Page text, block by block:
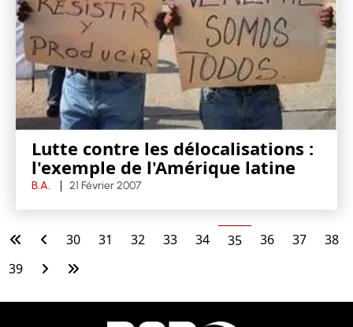
Lutte contre les délocalisations :
l'exemple de l'Amérique latine
B.A. 21 Février 2007
30 31 32 33 34 35 36 37
38
39